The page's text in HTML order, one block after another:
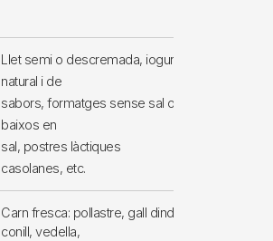
Llet semi o descremada, iogurt
natural i de
sabors, formatges sense sal o
baixos en
sal, postres làctiques
casolanes, etc.
Carn fresca: pollastre, gall dindi,
conill, vedella,